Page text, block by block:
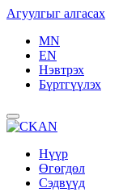
Агуулгыг алгасах
MN
EN
Нэвтрэх
Бүртгүүлэх
Нүүр
Өгөгдөл
Сэдвүүд